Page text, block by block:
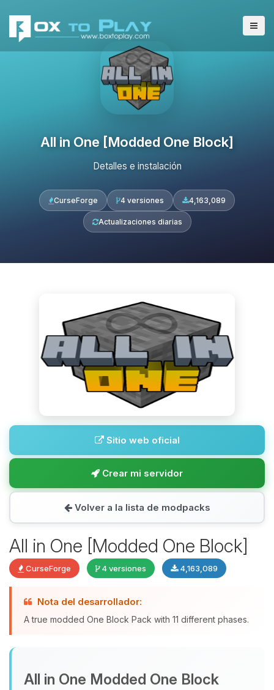
All in One [Modded One Block]
Detalles e instalación
CurseForge 4 versiones 4,163,089
Actualizaciones diarias
Sitio web oficial
Crear mi servidor
Volver a la lista de modpacks
All in One [Modded One Block]
CurseForge 4 versiones 4,163,089
Nota del desarrollador:
A true modded One Block Pack with 11 different phases.
All in One Modded One Block
Yupi, por fin alguien con quien
05/08/2026 21:52